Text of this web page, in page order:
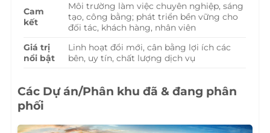
Cam
kết
Môi trường làm việc chuyên nghiệp, sáng
tạo, công bằng; phát triển bền vững cho
đối tác, khách hàng, nhân viên
Giá trị
nổi bật
Linh hoạt đổi mới, cân bằng lợi ích các
bên, uy tín, chất lượng dịch vụ
Các Dự án/Phân khu đã & đang phân
phối